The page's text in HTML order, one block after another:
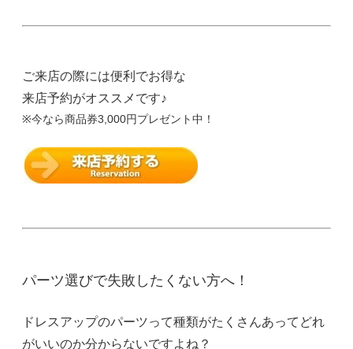
ご来店の際には便利でお得な
来店予約がオススメです♪
※今なら商品券3,000円プレゼント中！
パーツ選びで失敗したくない方へ！
ドレスアップのパーツって種類がたくさんあってどれ
がいいのか分からないですよね？